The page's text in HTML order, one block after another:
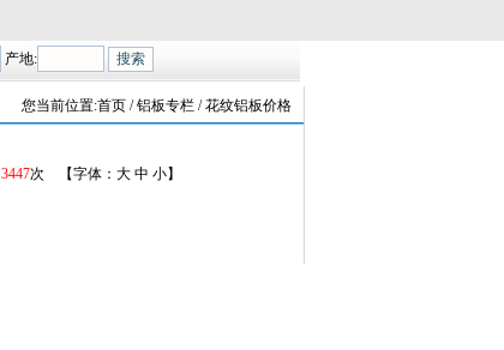
产地:
您当前位置:首页/ 铝板专栏 / 花纹铝板价格
3447次 【字体： 大 中 小】